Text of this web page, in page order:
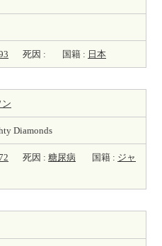
死因 : 国籍 : 日本
Diamonds
死因 : 糖尿病 国籍 : ジャ